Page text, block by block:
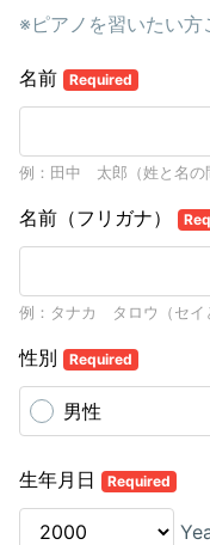
※ピアノを習いたい方
名前 Required
例：田中 太郎（姓と名の
名前（フリガナ）
例：タナカ タロウ（セイ
性別 Required
男性
生年月日 Required